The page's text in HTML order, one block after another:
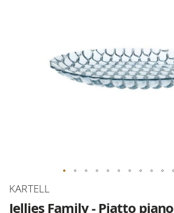
Jellies Family - Piatto piano
KARTELL
Vai